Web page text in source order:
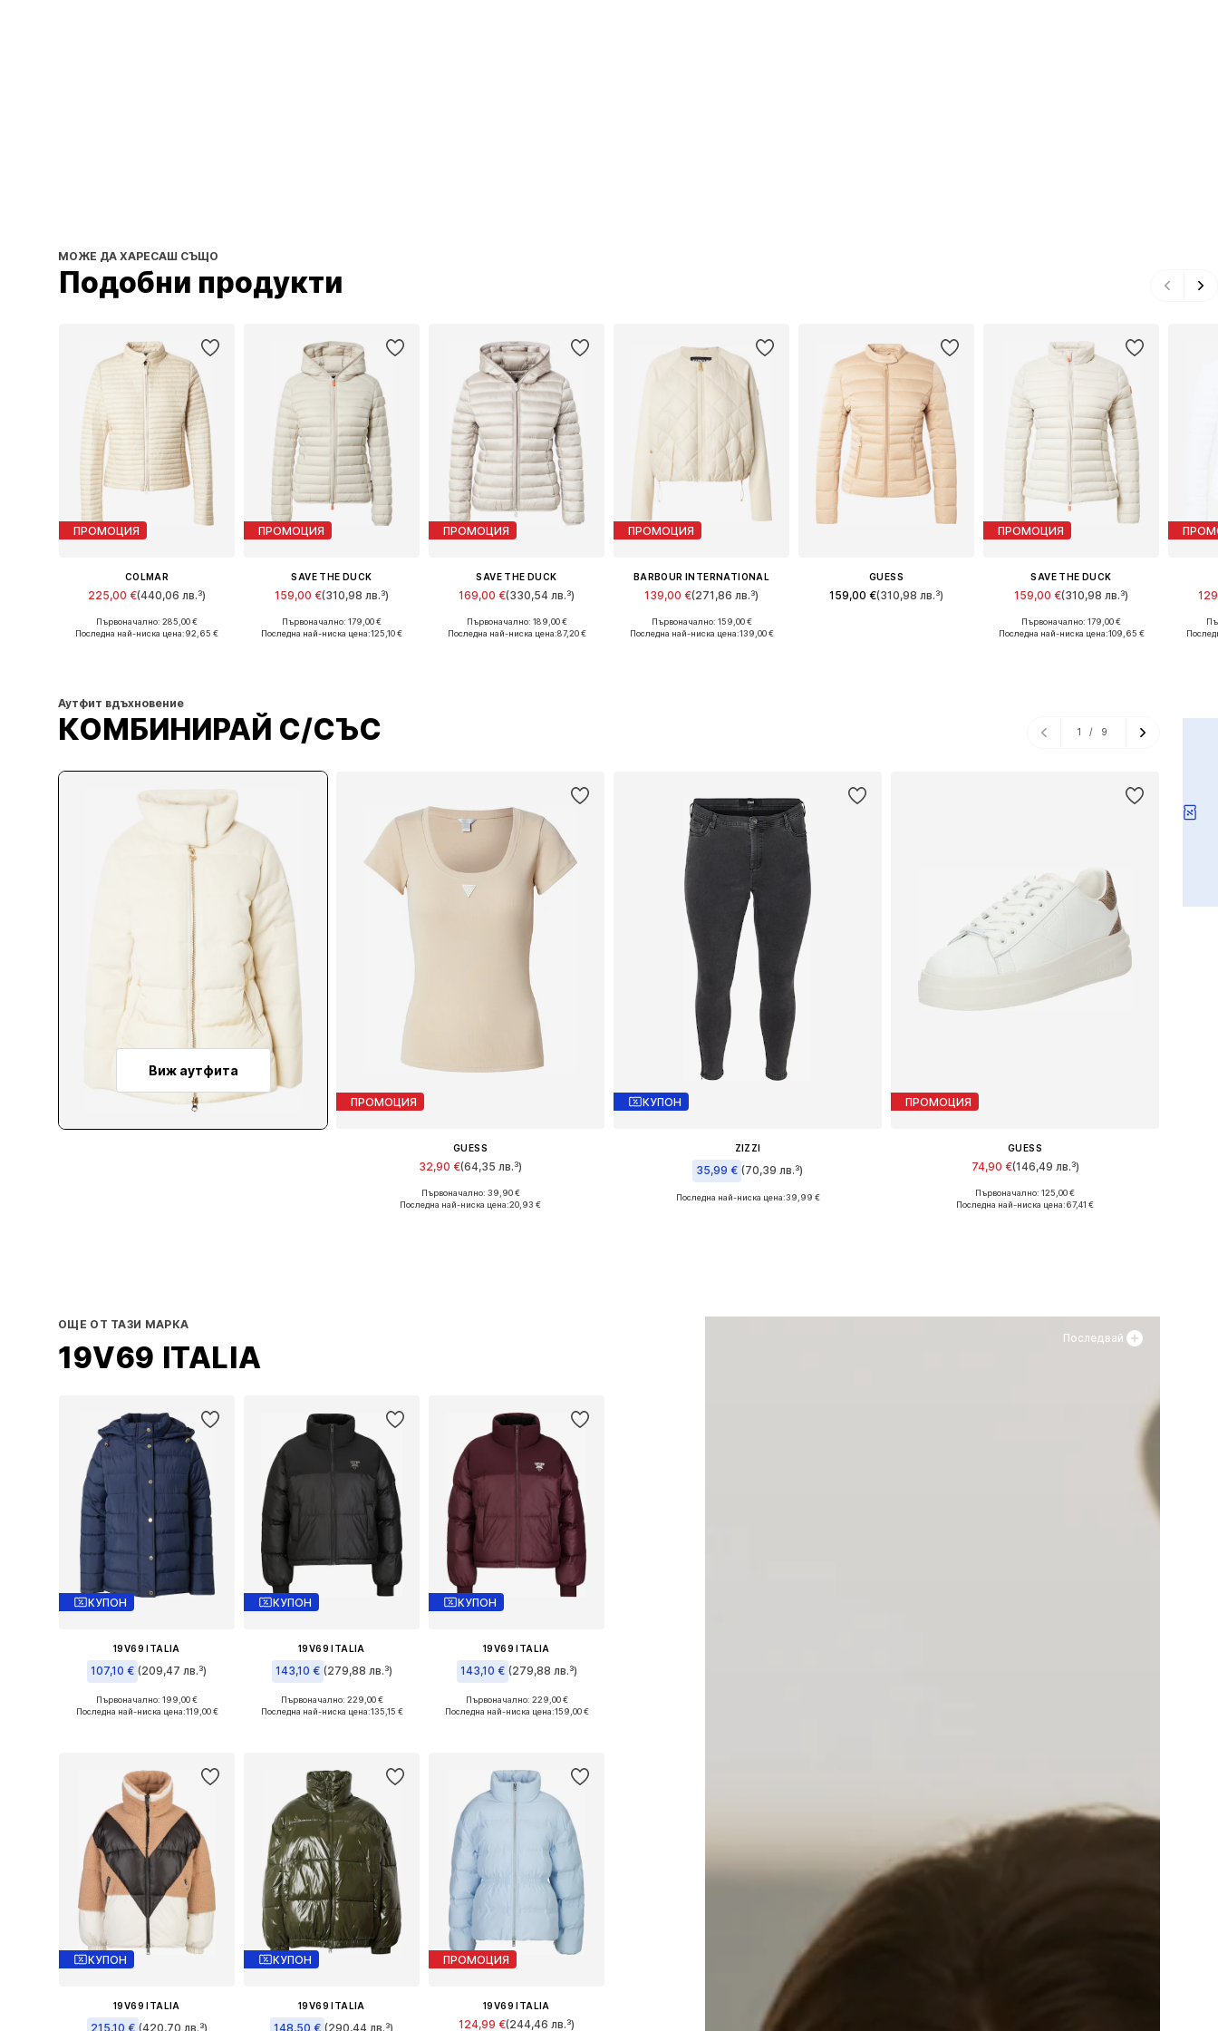
МОЖЕ ДА ХАРЕСАШ СЪЩО
Подобни продукти
ПРОМОЦИЯ
COLMAR
225,00 €(440,06 лв.³)
Налични размери: S, M
Първоначално: 285,00 €
Последна най-ниска цена:92,65 €
ПРОМОЦИЯ
SAVE THE DUCK
159,00 €(310,98 лв.³)
Предлага се в много размери
Първоначално: 179,00 €
Последна най-ниска цена:125,10 €
ПРОМОЦИЯ
SAVE THE DUCK
169,00 €(330,54 лв.³)
Първоначално: 189,00 €
Последна най-ниска цена:87,20 €
ПРОМОЦИЯ
BARBOUR INTERNATIONAL
139,00 €(271,86 лв.³)
Налични размери: S, M, L, XL, XXL
Първоначално: 159,00 €
Последна най-ниска цена:139,00 €
GUESS
159,00 €(310,98 лв.³)
ПРОМОЦИЯ
SAVE THE DUCK
159,00 €(310,98 лв.³)
Предлага се в много размери
Първоначално: 179,00 €
Последна най-ниска цена:109,65 €
Аутфит вдъхновение
КОМБИНИРАЙ С/СЪС 1 / 9
Виж аутфита
ПРОМОЦИЯ
GUESS
32,90 €(64,35 лв.³)
Налични размери: XS, S, M, L
Първоначално: 39,90 €
Последна най-ниска цена:20,93 €
КУПОН
ZIZZI
35,99 € (70,39 лв.³)
Предлага се в много размери
Последна най-ниска цена:39,99 €
ПРОМОЦИЯ
GUESS
74,90 €(146,49 лв.³)
Налични размери: 36, 37, 38, 39, 40, 41
Първоначално: 125,00 €
Последна най-ниска цена:67,41 €
Последвай
ОЩЕ ОТ ТАЗИ МАРКА
19V69 ITALIA
КУПОН
19V69 ITALIA
107,10 € (209,47 лв.³)
Налични размери: XS
Първоначално: 199,00 €
Последна най-ниска цена:119,00 €
КУПОН
19V69 ITALIA
143,10 € (279,88 лв.³)
Налични размери: M, L, XL
Първоначално: 229,00 €
Последна най-ниска цена:135,15 €
КУПОН
19V69 ITALIA
143,10 € (279,88 лв.³)
Налични размери: XS, L, XL
Първоначално: 229,00 €
Последна най-ниска цена:159,00 €
КУПОН
19V69 ITALIA
215,10 € (420,70 лв.³)
КУПОН
19V69 ITALIA
148,50 € (290,44 лв.³)
ПРОМОЦИЯ
19V69 ITALIA
124,99 €(244,46 лв.³)